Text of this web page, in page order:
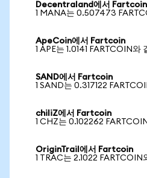
Decentraland에서 Fartcoin
1 MANA는 0.507473
ApeCoin에서 Fartcoin
1 APE는 1.0141 FARTCOIN와
SAND에서 Fartcoin
1 SAND는 0.317122
chiliZ에서 Fartcoin
1 CHZ는 0.102262
OriginTrail에서 Fartcoin
1 TRAC는 2.1022 FARTCOIN